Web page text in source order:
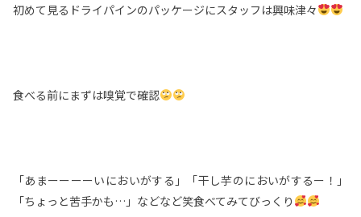
初めて見るドライパインのパッケージにスタッフは興味津々
食べる前にまずは嗅覚で確認
「あまーーーーいにおいがする」「干し芋のにおいがするー！」
「ちょっと苦手かも…」などなど笑食べてみてびっくり